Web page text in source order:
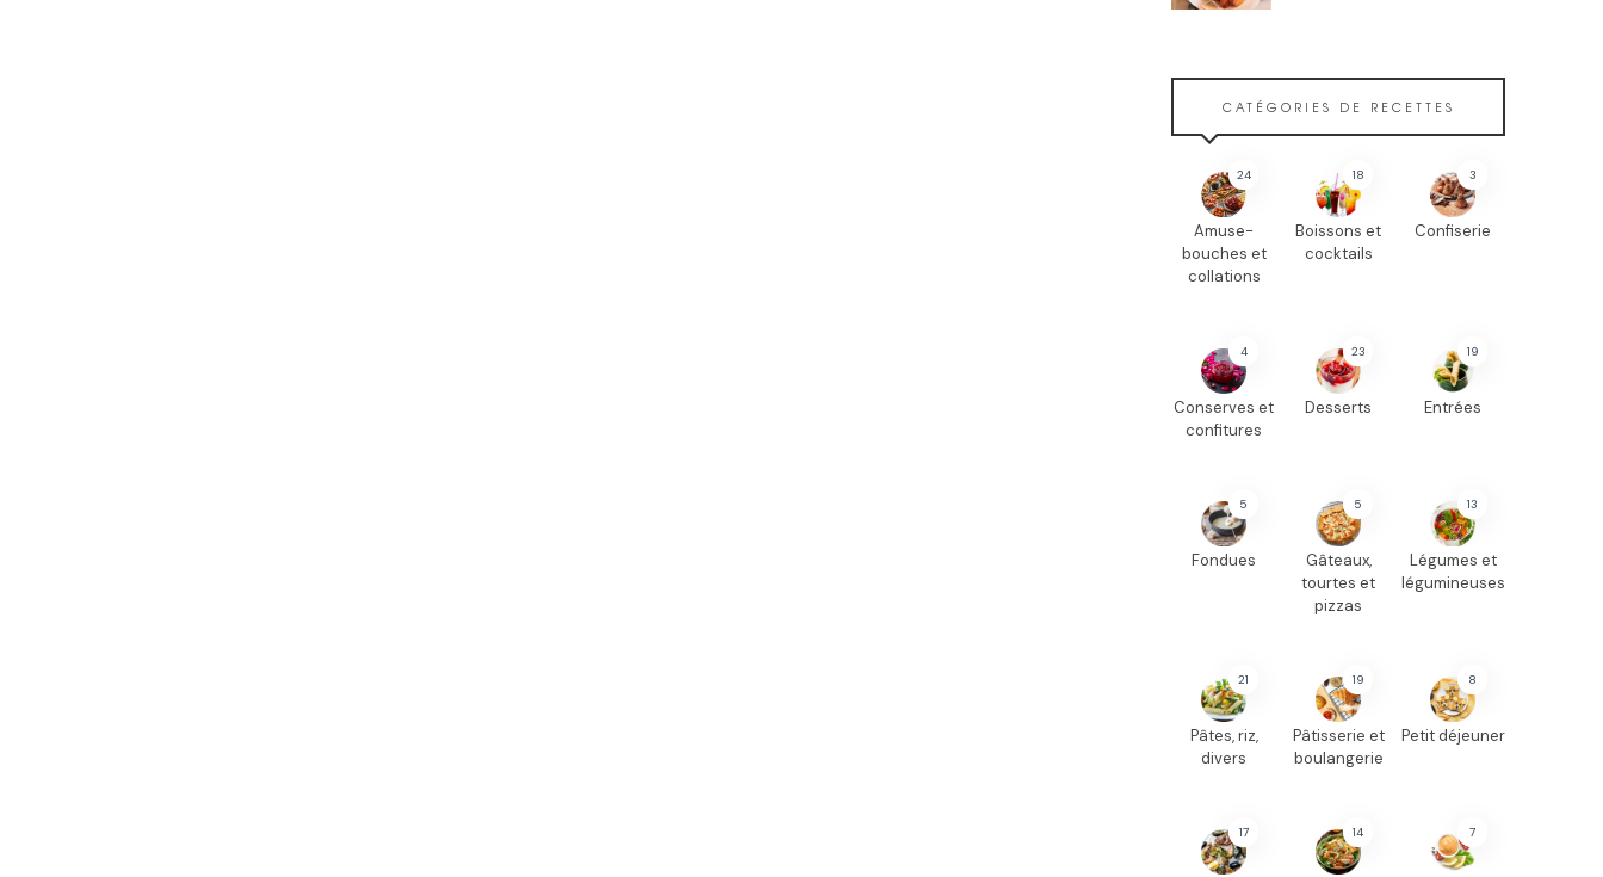
CATÉGORIES DE RECETTES
24
Amuse-
bouches et
collations
18
Boissons et
cocktails
3
Confiserie
4
Conserves et
confitures
23
Desserts
19
Entrées
5
Fondues
5
Gâteaux,
tourtes et
pizzas
13
Légumes et
légumineuses
21
Pâtes, riz,
divers
19
Pâtisserie et
boulangerie
8
Petit déjeuner
17 14 7